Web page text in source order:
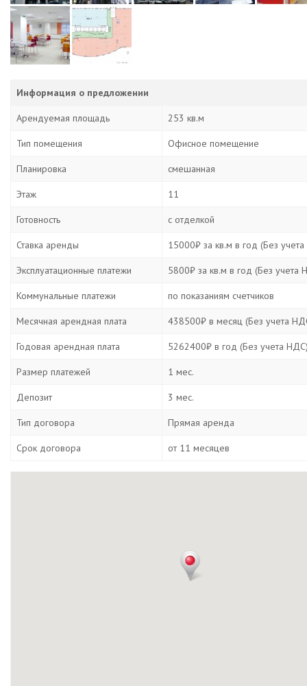
Информация о предложении
Арендуемая площадь 253 кв.м
Тип помещения Офисное помещение
Планировка смешанная
Этаж 11
Готовность с отделкой
Ставка аренды 15000₽ за кв.м в год (Без
Эксплуатационные платежи 5800₽ за кв.м в год (Без учета
Коммунальные платежи по показаниям счетчиков
Месячная арендная плата 438500₽ в месяц (Без учета
Годовая арендная плата 5262400₽ в год (Без учета
Размер платежей 1 мес.
Депозит 3 мес.
Тип договора Прямая аренда
Срок договора от 11 месяцев